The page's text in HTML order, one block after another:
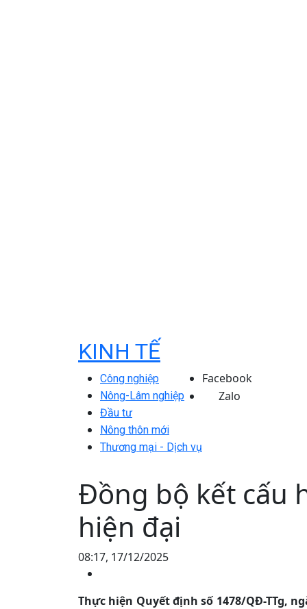
KINH TẾ
Công nghiệp
Nông-Lâm nghiệp
Đầu tư
Nông thôn mới
Thương mại - Dịch vụ
Facebook
Zalo
Đồng bộ kết cấu
hiện đại
08:17, 17/12/2025
Thực hiện Quyết định số 1478/QĐ-TTg,